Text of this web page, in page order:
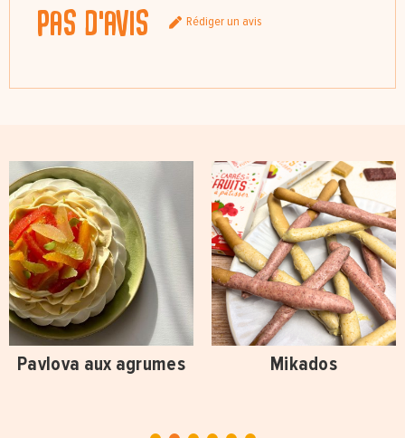
Pas d'avis Rédiger un avis
Pavlova aux agrumes Mikados